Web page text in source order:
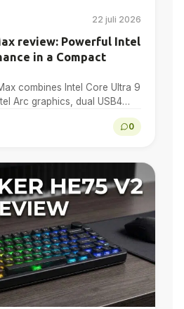
22 juli 2026
review: Powerful Intel
in a Compact
combines Intel Core Ultra 9
Arc graphics, dual USB4
0